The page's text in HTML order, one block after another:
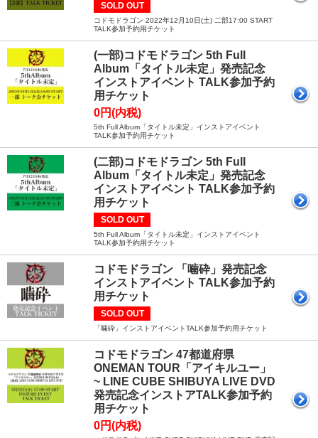
SOLD OUT
コドモドラゴン 2022年12月10日(土) 二部17:00 START
TALK参加予約用チケット
(一部)コドモドラゴン 5th Full
Album「タイトル未定」発売記念
インストアイベント TALK参加予約
用チケット
0円(内税)
5th Full Album「タイトル未定」インストアイベント
TALK参加予約用チケット
(二部)コドモドラゴン 5th Full
Album「タイトル未定」発売記念
インストアイベント TALK参加予約
用チケット
SOLD OUT
5th Full Album「タイトル未定」インストアイベント
TALK参加予約用チケット
コドモドラゴン 「噛砕」発売記念
インストアイベント TALK参加予約
用チケット
SOLD OUT
「噛砕」インストアイベントTALK参加予約用チケット
コドモドラゴン 47都道府県
ONEMAN TOUR「アイキルユー」
~ LINE CUBE SHIBUYA LIVE DVD
発売記念インストアTALK参加予約
用チケット
0円(内税)